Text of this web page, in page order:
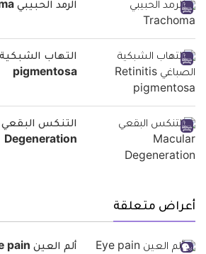
الرمد الحبيبي Trachoma
pigmentosa
Degeneration
أعراض متعلقة
ألم العين Eye pain